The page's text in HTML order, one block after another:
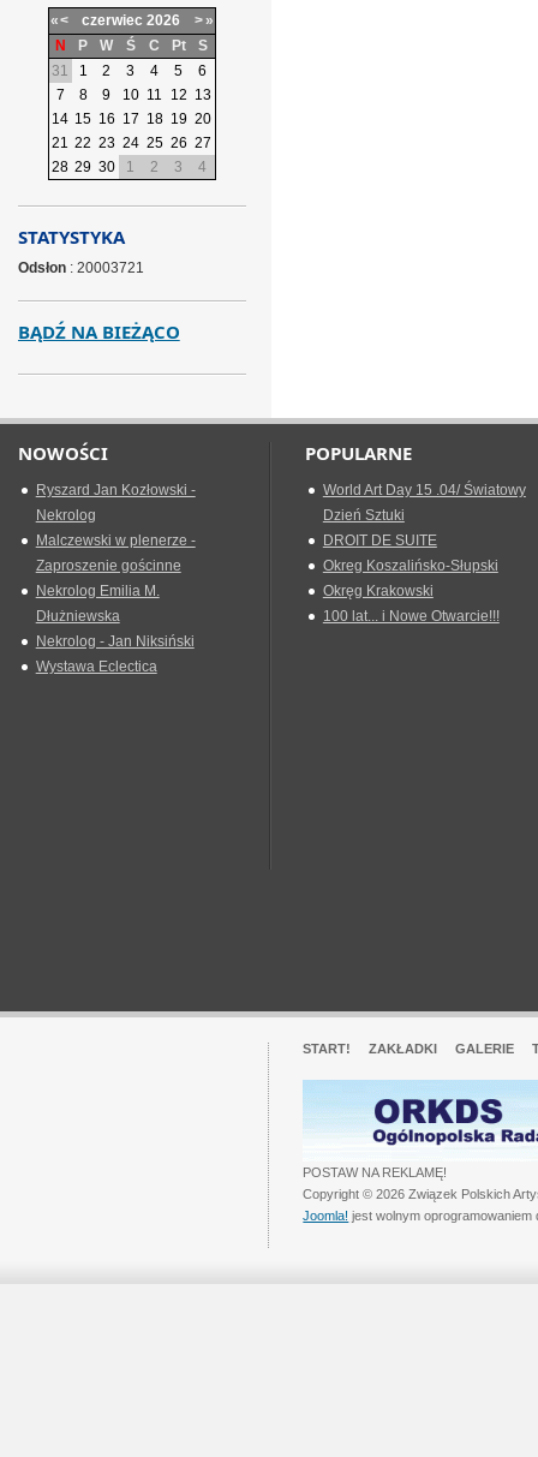
«< czerwiec 2026 >»
N
P W Ś C Pt
S
31
1 2 3 4 5
6
7
8 9 10 11 12 13
14 15 16 17 18 19 20
21 22 23 24 25 26 27
28 29 30 1 2 3 4
STATYSTYKA
Odsłon: 20003721
BĄDŹ NA BIEŻĄCO
NOWOŚCI
Ryszard Jan Kozłowski -
Nekrolog
Malczewski w plenerze -
Zaproszenie gościnne
Nekrolog Emilia M.
Dłużniewska
Nekrolog - Jan Niksiński
Wystawa Eclectica
POPULARNE
World Art Day 15 .04/ Światowy
Dzień Sztuki
DROIT DE SUITE
Okreg Koszalińsko-Słupski
Okręg Krakowski
100 lat... i Nowe Otwarcie!!!
START! ZAKŁADKI GALERIE
POSTAW NA REKLAMĘ!
Copyright © 2026 Związek Polskich
Joomla! jest wolnym